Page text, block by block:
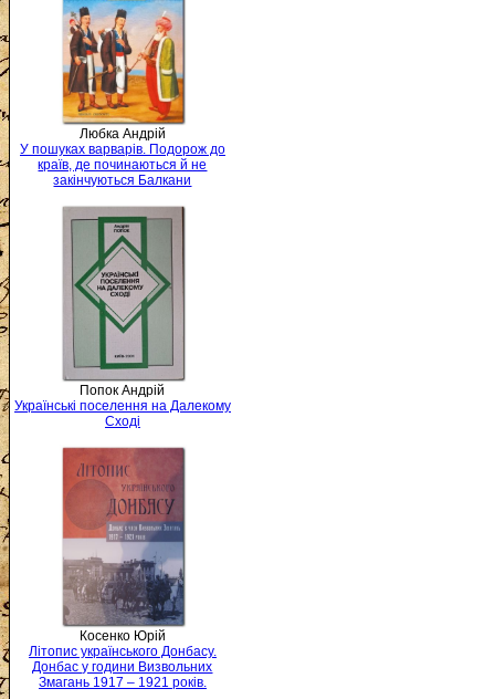
Любка Андрій
У пошуках варварів. Подорож до
країв, де починаються й не
закінчуються Балкани
Попок Андрій
Українські поселення на Далекому
Сході
Косенко Юрій
Літопис українського Донбасу.
Донбас у години Визвольних
Змагань 1917 – 1921 років.